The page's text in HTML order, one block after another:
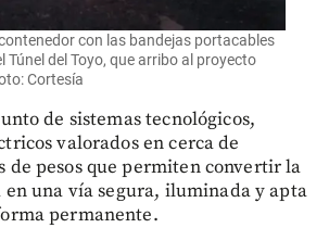
con las bandejas portacables
Túnel del Toyo, que arribo al proyecto
Cortesía
de sistemas tecnológicos,
valorados en cerca de
de pesos que permiten convertir la
una vía segura, iluminada y apta
permanente.